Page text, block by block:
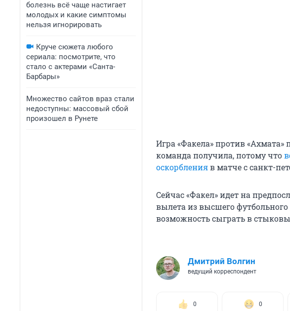
болезнь всё чаще настигает
молодых и какие симптомы
нельзя игнорировать
Круче сюжета любого
сериала: посмотрите, что
стало с актерами «Санта-
Барбары»
Множество сайтов враз стали
недоступны: массовый сбой
произошел в Рунете
Игра «Факела» против «Ахмата»
команда получила, потому что
оскорбленияв матче с санкт-
Сейчас «Факел» идет на
вылета из высшего футбольного
возможность сыграть в
Дмитрий Волгин
ведущий корреспондент
0 0